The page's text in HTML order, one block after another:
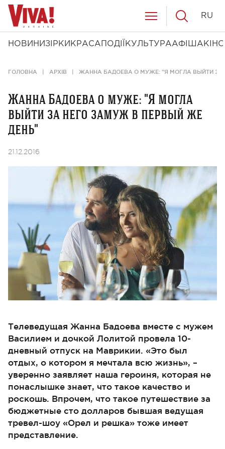
НОВИНИ ЗІРКИ КРАСА ПОДІЇ КУЛЬТУРААФІША КІНО
RU
ГОЛОВНА АРХІВ ЖАННА БАДОЕВА О МУЖЕ: "Я МОГЛА ВЫЙТИ ЗА
Жанна Бадоева о муже: "Я могла
выйти за него замуж в первый же
день"
21.12.2016
Телеведущая Жанна Бадоева вместе с мужем
Василием и дочкой Лолитой провела 10-
дневный отпуск на Маврикии. «Это был
отдых, о котором я мечтала всю жизнь», –
уверенно заявляет наша героиня, которая не
понаслышке знает, что такое качество и
роскошь. Впрочем, что такое путешествие за
бюджетные сто долларов бывшая ведущая
тревел-шоу «Орел и решка» тоже имеет
представление.